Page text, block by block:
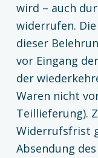
wird – auch
widerrufen.
dieser
vor Eingang
der
Waren nicht
Teillieferung).
Widerrufsfrist
Absendung